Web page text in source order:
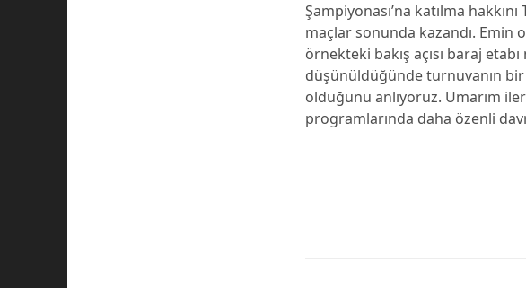
Şampiyonası’na katılma
maçlar sonunda kazandı. Emin
örnekteki bakış açısı baraj
düşünüldüğünde turnuvanın
olduğunu anlıyoruz. Umarım
programlarında daha özenli